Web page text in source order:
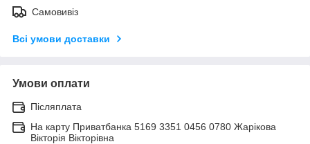
Самовивіз
Всі умови доставки
Умови оплати
Післяплата
На карту Приватбанка 5169 3351 0456 0780 Жарікова
Вікторія Вікторівна